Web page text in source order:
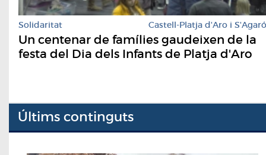
Solidaritat Castell-Platja d'Aro i S'Agaró
Un centenar de famílies gaudeixen de la
festa del Dia dels Infants de Platja d'Aro
Últims continguts